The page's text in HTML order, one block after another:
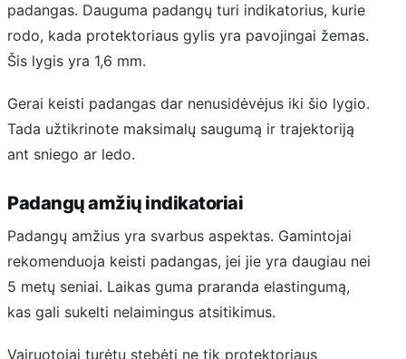
padangas. Dauguma padangų turi indikatorius, kurie
rodo, kada protektoriaus gylis yra pavojingai žemas.
Šis lygis yra 1,6 mm.
Gerai keisti padangas dar nenusidėvėjus iki šio lygio.
Tada užtikrinote maksimalų saugumą ir trajektoriją
ant sniego ar ledo.
Padangų amžių indikatoriai
Padangų amžius yra svarbus aspektas. Gamintojai
rekomenduoja keisti padangas, jei jie yra daugiau nei
5 metų seniai. Laikas guma praranda elastingumą,
kas gali sukelti nelaimingus atsitikimus.
Vairuotojai turėtų stebėti ne tik protektoriaus